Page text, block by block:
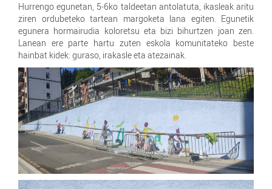
Hurrengo egunetan, 5-6ko taldeetan antolatuta, ikasleak aritu
ziren ordubeteko tartean margoketa lana egiten. Egunetik
egunera hormairudia koloretsu eta bizi bihurtzen joan zen.
Lanean ere parte hartu zuten eskola komunitateko beste
hainbat kidek: guraso, irakasle eta atezainak.